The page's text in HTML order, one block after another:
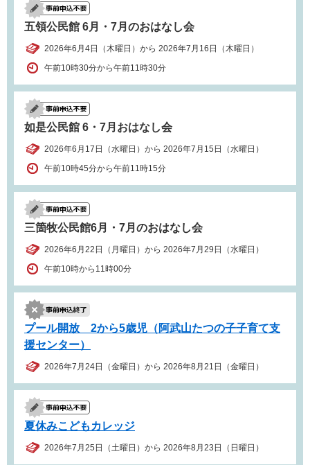
五領公民館 6月・7月のおはなし会
2026年6月4日（木曜日）から 2026年7月16日（木曜日）
午前10時30分から午前11時30分
如是公民館 6・7月おはなし会
2026年6月17日（水曜日）から 2026年7月15日（水曜日）
午前10時45分から午前11時15分
三箇牧公民館6月・7月のおはなし会
2026年6月22日（月曜日）から 2026年7月29日（水曜日）
午前10時から11時00分
プール開放 2から5歳児（阿武山たつの子子育て支
援センター）
2026年7月24日（金曜日）から 2026年8月21日（金曜日）
夏休みこどもカレッジ
2026年7月25日（土曜日）から 2026年8月23日（日曜日）